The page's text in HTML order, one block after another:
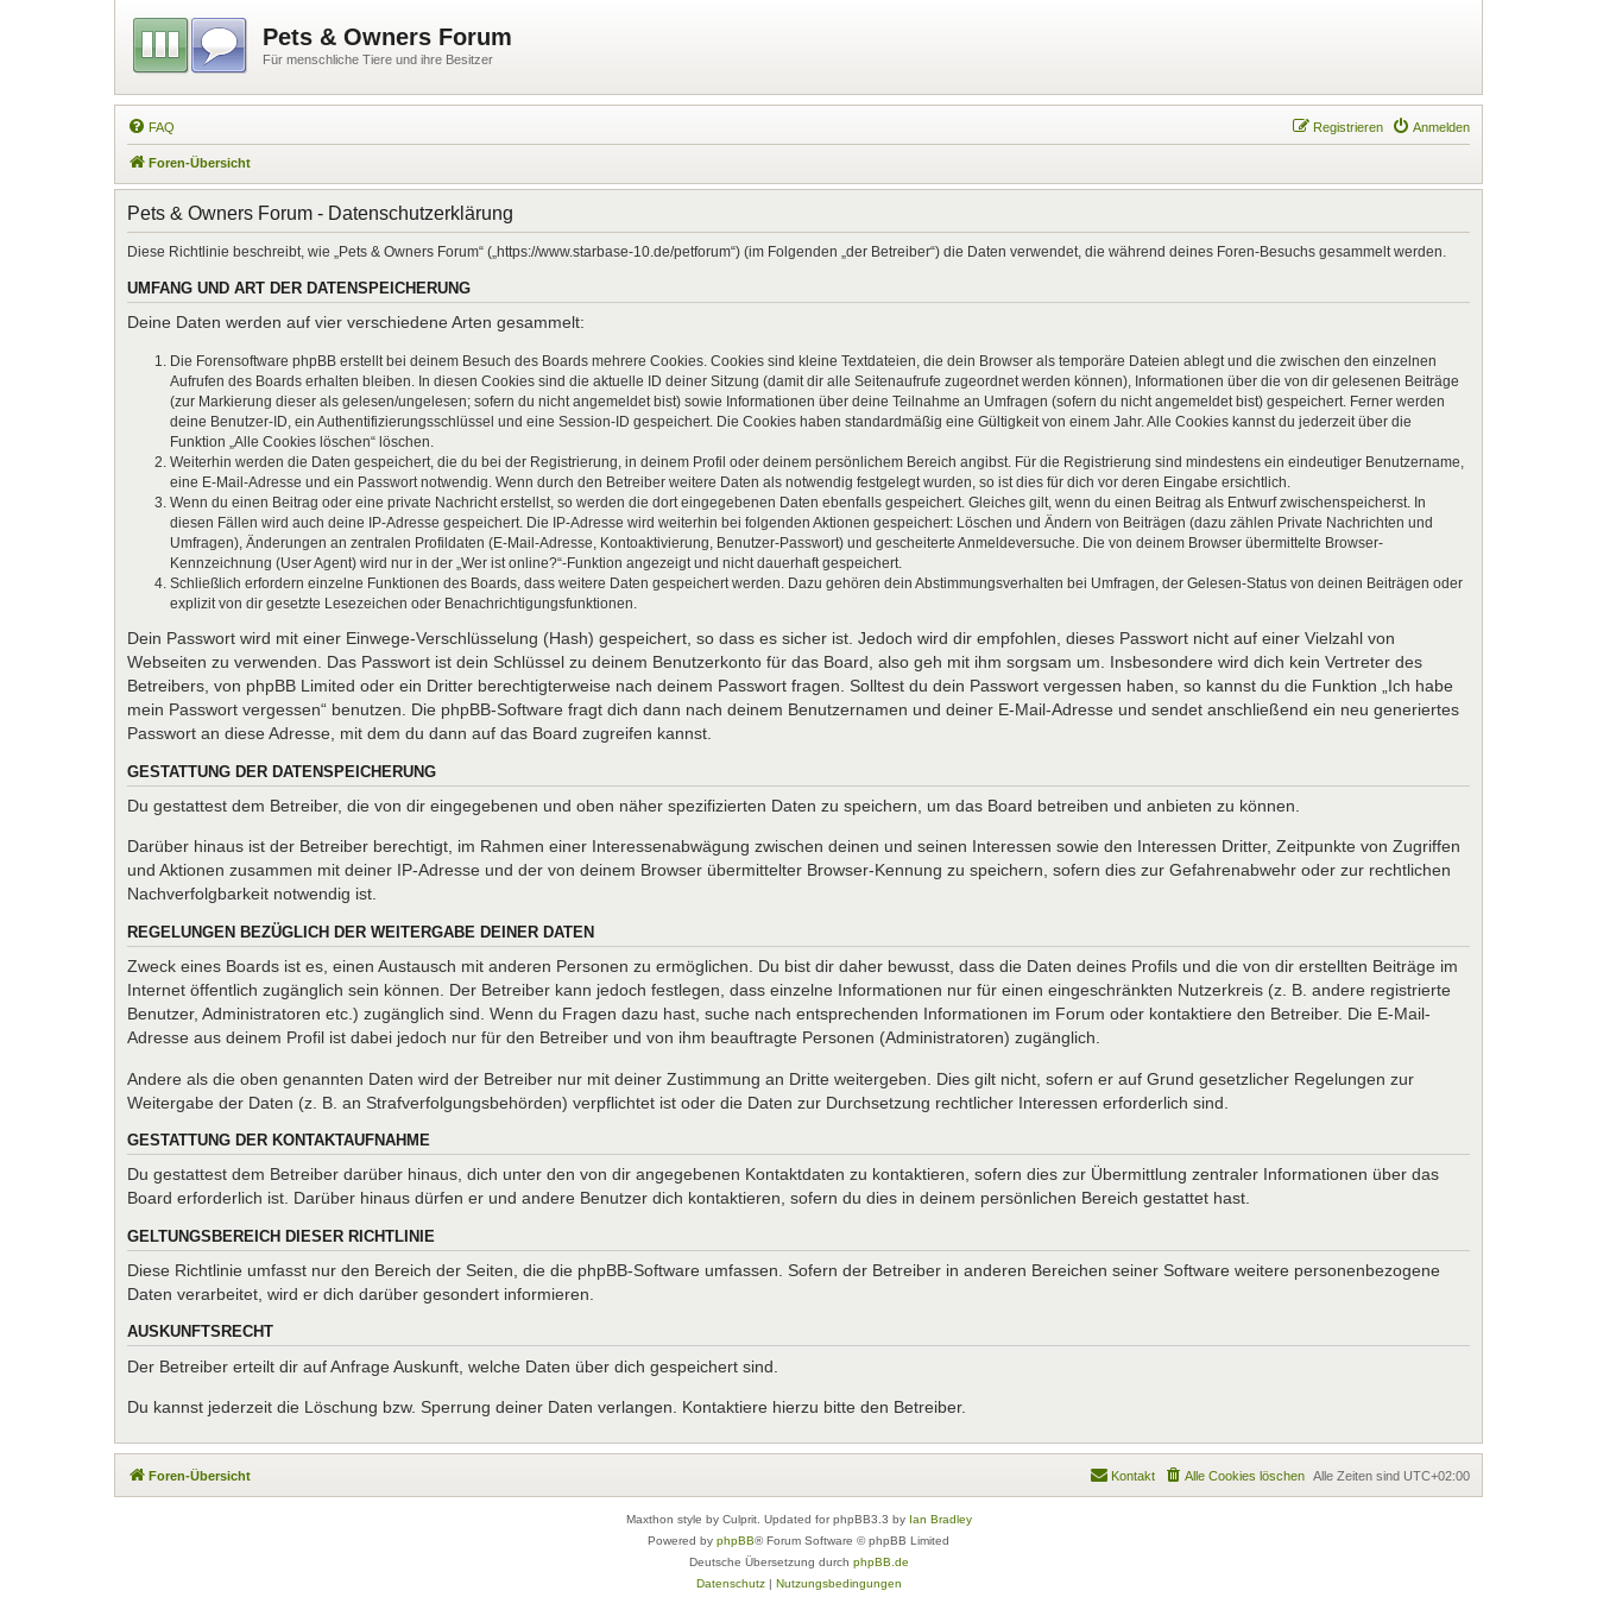
Pets & Owners Forum
Für menschliche Tiere und ihre Besitzer
FAQ Anmelden
Registrieren
Foren-Übersicht
Pets & Owners Forum - Datenschutzerklärung
Diese Richtlinie beschreibt, wie „Pets & Owners Forum“ („https://www.starbase-10.de/petforum“) (im Folgenden „der Betreiber“) die Daten verwendet, die während deines Foren-Besuchs gesammelt werden.
UMFANG UND ART DER DATENSPEICHERUNG
Deine Daten werden auf vier verschiedene Arten gesammelt:
Die Forensoftware phpBB erstellt bei deinem Besuch des Boards mehrere Cookies. Cookies sind kleine Textdateien, die dein Browser als temporäre Dateien ablegt und die zwischen den einzelnen
Aufrufen des Boards erhalten bleiben. In diesen Cookies sind die aktuelle ID deiner Sitzung (damit dir alle Seitenaufrufe zugeordnet werden können), Informationen über die von dir gelesenen Beiträge
(zur Markierung dieser als gelesen/ungelesen; sofern du nicht angemeldet bist) sowie Informationen über deine Teilnahme an Umfragen (sofern du nicht angemeldet bist) gespeichert. Ferner werden
deine Benutzer-ID, ein Authentifizierungsschlüssel und eine Session-ID gespeichert. Die Cookies haben standardmäßig eine Gültigkeit von einem Jahr. Alle Cookies kannst du jederzeit über die
Funktion „Alle Cookies löschen“ löschen.
Weiterhin werden die Daten gespeichert, die du bei der Registrierung, in deinem Profil oder deinem persönlichem Bereich angibst. Für die Registrierung sind mindestens ein eindeutiger Benutzername,
eine E-Mail-Adresse und ein Passwort notwendig. Wenn durch den Betreiber weitere Daten als notwendig festgelegt wurden, so ist dies für dich vor deren Eingabe ersichtlich.
Wenn du einen Beitrag oder eine private Nachricht erstellst, so werden die dort eingegebenen Daten ebenfalls gespeichert. Gleiches gilt, wenn du einen Beitrag als Entwurf zwischenspeicherst. In
diesen Fällen wird auch deine IP-Adresse gespeichert. Die IP-Adresse wird weiterhin bei folgenden Aktionen gespeichert: Löschen und Ändern von Beiträgen (dazu zählen Private Nachrichten und
Umfragen), Änderungen an zentralen Profildaten (E-Mail-Adresse, Kontoaktivierung, Benutzer-Passwort) und gescheiterte Anmeldeversuche. Die von deinem Browser übermittelte Browser-
Kennzeichnung (User Agent) wird nur in der „Wer ist online?“-Funktion angezeigt und nicht dauerhaft gespeichert.
Schließlich erfordern einzelne Funktionen des Boards, dass weitere Daten gespeichert werden. Dazu gehören dein Abstimmungsverhalten bei Umfragen, der Gelesen-Status von deinen Beiträgen oder
explizit von dir gesetzte Lesezeichen oder Benachrichtigungsfunktionen.
Dein Passwort wird mit einer Einwege-Verschlüsselung (Hash) gespeichert, so dass es sicher ist. Jedoch wird dir empfohlen, dieses Passwort nicht auf einer Vielzahl von
Webseiten zu verwenden. Das Passwort ist dein Schlüssel zu deinem Benutzerkonto für das Board, also geh mit ihm sorgsam um. Insbesondere wird dich kein Vertreter des
Betreibers, von phpBB Limited oder ein Dritter berechtigterweise nach deinem Passwort fragen. Solltest du dein Passwort vergessen haben, so kannst du die Funktion „Ich habe
mein Passwort vergessen“ benutzen. Die phpBB-Software fragt dich dann nach deinem Benutzernamen und deiner E-Mail-Adresse und sendet anschließend ein neu generiertes
Passwort an diese Adresse, mit dem du dann auf das Board zugreifen kannst.
GESTATTUNG DER DATENSPEICHERUNG
Du gestattest dem Betreiber, die von dir eingegebenen und oben näher spezifizierten Daten zu speichern, um das Board betreiben und anbieten zu können.
Darüber hinaus ist der Betreiber berechtigt, im Rahmen einer Interessenabwägung zwischen deinen und seinen Interessen sowie den Interessen Dritter, Zeitpunkte von Zugriffen
und Aktionen zusammen mit deiner IP-Adresse und der von deinem Browser übermittelter Browser-Kennung zu speichern, sofern dies zur Gefahrenabwehr oder zur rechtlichen
Nachverfolgbarkeit notwendig ist.
REGELUNGEN BEZÜGLICH DER WEITERGABE DEINER DATEN
Zweck eines Boards ist es, einen Austausch mit anderen Personen zu ermöglichen. Du bist dir daher bewusst, dass die Daten deines Profils und die von dir erstellten Beiträge im
Internet öffentlich zugänglich sein können. Der Betreiber kann jedoch festlegen, dass einzelne Informationen nur für einen eingeschränkten Nutzerkreis (z. B. andere registrierte
Benutzer, Administratoren etc.) zugänglich sind. Wenn du Fragen dazu hast, suche nach entsprechenden Informationen im Forum oder kontaktiere den Betreiber. Die E-Mail-
Adresse aus deinem Profil ist dabei jedoch nur für den Betreiber und von ihm beauftragte Personen (Administratoren) zugänglich.
Andere als die oben genannten Daten wird der Betreiber nur mit deiner Zustimmung an Dritte weitergeben. Dies gilt nicht, sofern er auf Grund gesetzlicher Regelungen zur
Weitergabe der Daten (z. B. an Strafverfolgungsbehörden) verpflichtet ist oder die Daten zur Durchsetzung rechtlicher Interessen erforderlich sind.
GESTATTUNG DER KONTAKTAUFNAHME
Du gestattest dem Betreiber darüber hinaus, dich unter den von dir angegebenen Kontaktdaten zu kontaktieren, sofern dies zur Übermittlung zentraler Informationen über das
Board erforderlich ist. Darüber hinaus dürfen er und andere Benutzer dich kontaktieren, sofern du dies in deinem persönlichen Bereich gestattet hast.
GELTUNGSBEREICH DIESER RICHTLINIE
Diese Richtlinie umfasst nur den Bereich der Seiten, die die phpBB-Software umfassen. Sofern der Betreiber in anderen Bereichen seiner Software weitere personenbezogene
Daten verarbeitet, wird er dich darüber gesondert informieren.
AUSKUNFTSRECHT
Der Betreiber erteilt dir auf Anfrage Auskunft, welche Daten über dich gespeichert sind.
Du kannst jederzeit die Löschung bzw. Sperrung deiner Daten verlangen. Kontaktiere hierzu bitte den Betreiber.
Foren-Übersicht Alle Zeiten sind UTC+02:00
Alle Cookies löschen
Kontakt
Maxthon style by Culprit. Updated for phpBB3.3 by Ian Bradley
Powered by phpBB® Forum Software © phpBB Limited
Deutsche Übersetzung durch phpBB.de
Datenschutz| Nutzungsbedingungen